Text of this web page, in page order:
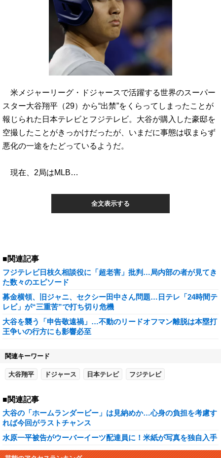
米メジャーリーグ・ドジャースで活躍する世界のスーパー
スター大谷翔平（29）から“出禁”をくらってしまったことが
報じられた日本テレビとフジテレビ。大谷が購入した豪邸を
空撮したことがきっかけだったが、いまだに事態は収まらず
悪化の一途をたどっているようだ。
現在、2局はMLB…
全文表示する
■関連記事
フジテレビ日枝久相談役に「超老害」批判…局内部の者が見てき
た数々のエピソード
募金横領、旧ジャニ、セクシー田中さん問題…日テレ「24時間テ
レビ」が“三重苦”で打ち切り危機
大谷を襲う「申告敬遠禍」…不動のリードオフマン離脱は本塁打
王争いの行方にも影響必至
関連キーワード
大谷翔平 ドジャース 日本テレビ フジテレビ
■関連記事
大谷の「ホームランダービー」は見納めか…心身の負担を考慮す
れば今回がラストチャンス
水原一平被告がウーバーイーツ配達員に！米紙が写真を独自入手